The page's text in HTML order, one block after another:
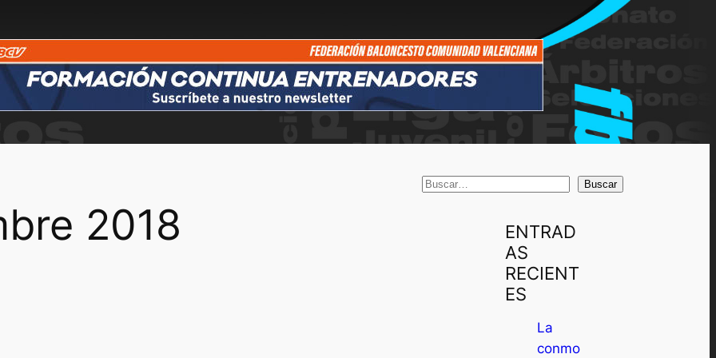
2018
B
Buscar
ENTRAD
AS
RECIENT
ES
La
conmo